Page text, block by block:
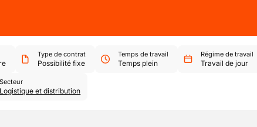
Type de contrat
Possibilité fixe
Temps de travail
Temps plein
Régime de travail
Travail de jour
Secteur
Logistique et distribution